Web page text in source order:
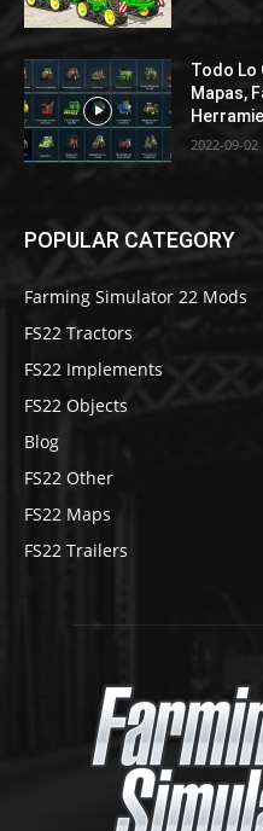
Todo Lo
Mapas,
2022-09-02
POPULAR CATEGORY
Farming Simulator 22 Mods
FS22 Tractors
FS22 Implements
FS22 Objects
Blog
FS22 Other
FS22 Maps
FS22 Trailers